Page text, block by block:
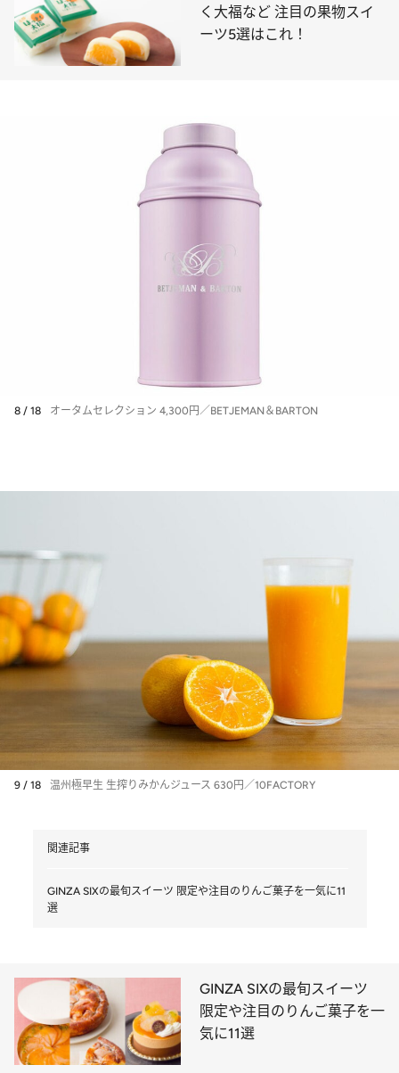
く大福など 注目の果物スイ
ーツ5選はこれ！
8 / 18 オータムセレクション 4,300円／BETJEMAN＆BARTON
9 / 18 温州極早生 生搾りみかんジュース 630円／10FACTORY
関連記事
GINZA SIXの最旬スイーツ 限定や注目のりんご菓子を一気に11
選
GINZA SIXの最旬スイーツ
限定や注目のりんご菓子を一
気に11選